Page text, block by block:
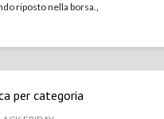
riposto nella borsa.‚
per categoria